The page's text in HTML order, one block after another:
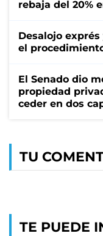
rebaja del 20%
Desalojo
el
El Senado dio
propiedad
ceder en dos
TU
TE PUEDE